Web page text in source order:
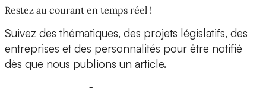
Restez au courant en temps réel !
Suivez des thématiques, des projets législatifs, des
entreprises et des personnalités pour être notifié
dès que nous publions un article.